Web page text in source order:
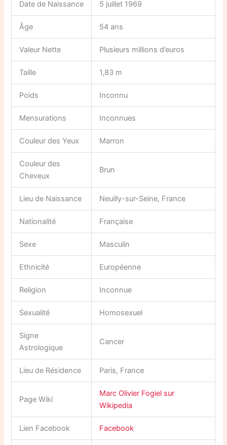
Date de Naissance 5 juillet 1969
Âge 54 ans
Valeur Nette Plusieurs millions d’euros
Taille 1,83 m
Poids Inconnu
Mensurations Inconnues
Couleur des Yeux Marron
Couleur des
Cheveux
Brun
Lieu de Naissance Neuilly-sur-Seine, France
Nationalité Française
Sexe Masculin
Ethnicité Européenne
Religion Inconnue
Sexualité Homosexuel
Signe
Astrologique
Cancer
Lieu de Résidence Paris, France
Page Wiki
Marc Olivier Fogiel sur
Wikipedia
Lien Facebook Facebook